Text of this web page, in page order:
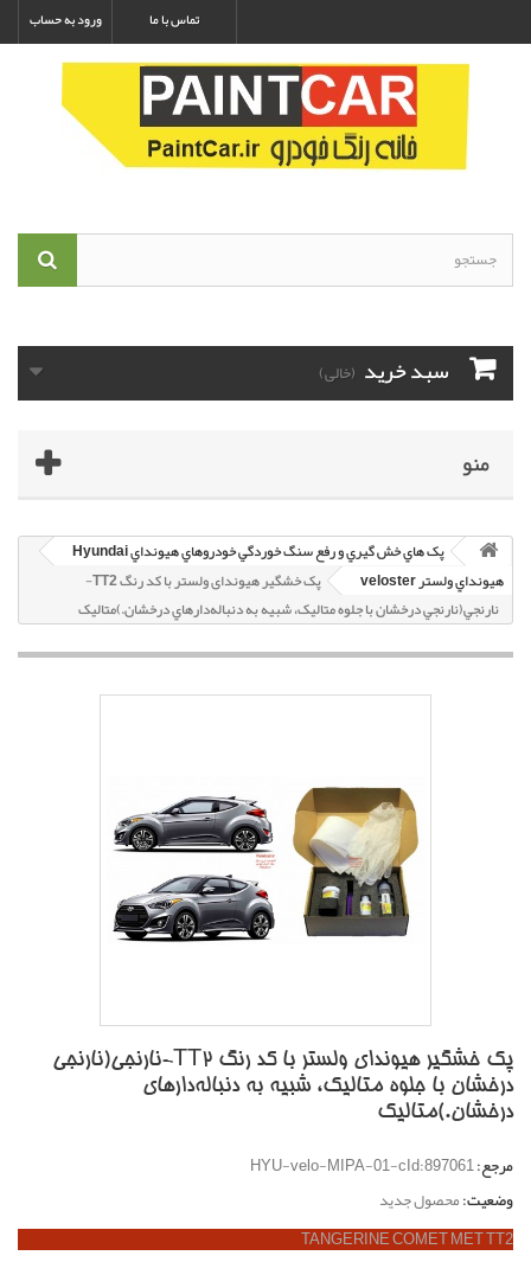
ورود به حساب تماس با ما
سبد خرید (خالی)
منو
پک هاي خش گيري و رفع سنگ خوردگي خودروهاي هيونداي Hyundai
هيونداي ولستر veloster
پک خشگير هیوندای ولستر با کد رنگ TT2-
نارنجي(نارنجي درخشان با جلوه متاليک، شبيه به دنباله‌دارهاي درخشان.)متاليک
پک خشگير هیوندای ولستر با کد رنگ TT2-نارنجي(نارنجي
درخشان با جلوه متاليک، شبيه به دنباله‌دارهاي
درخشان.)متاليک
مرجع:HYU-velo-MIPA-01-cId:897061
وضعیت:محصول جدید
TANGERINE COMET MET TT2